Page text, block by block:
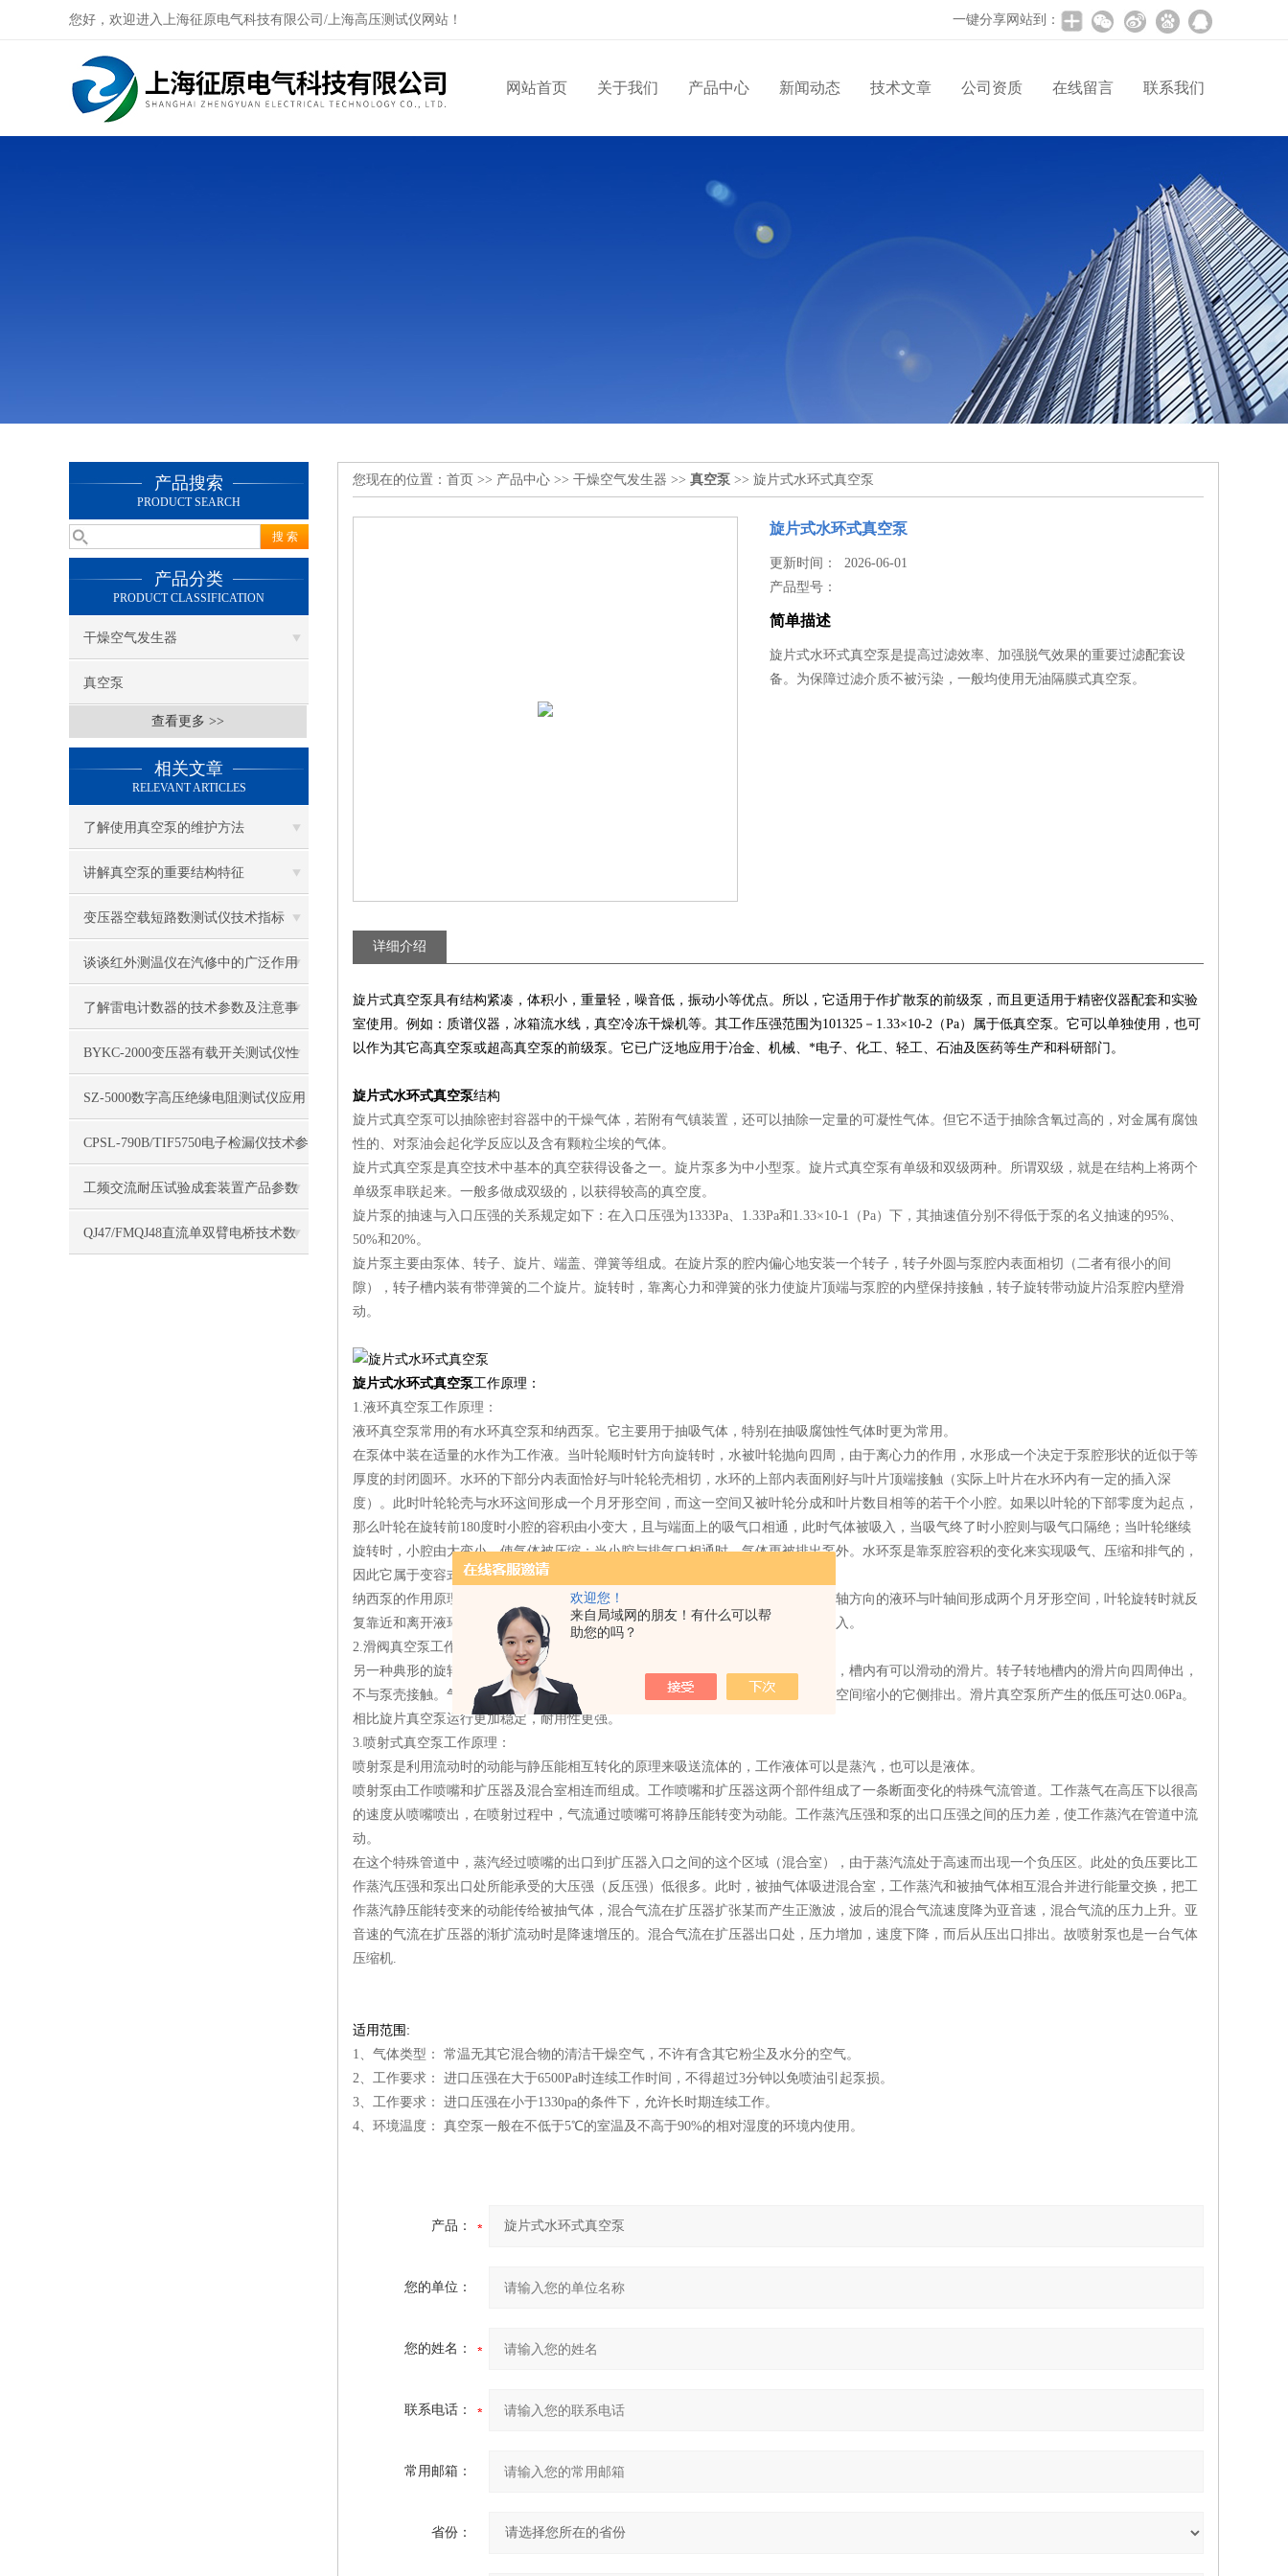
欢迎您！
来自局域网的朋友！有什么可以帮
助您的吗？
您好，欢迎进入上海征原电气科技有限公司/上海高压测试仪网站！ 一键分享网站到：
网站首页 关于我们 产品中心 新闻动态 技术文章 公司资质 在线留言 联系我们
产品搜索
PRODUCT SEARCH
产品分类
PRODUCT CLASSIFICATION
干燥空气发生器
真空泵
查看更多 >>
相关文章
RELEVANT ARTICLES
了解使用真空泵的维护方法
讲解真空泵的重要结构特征
变压器空载短路数测试仪技术指标
谈谈红外测温仪在汽修中的广泛作用
了解雷电计数器的技术参数及注意事
项
BYKC-2000变压器有载开关测试仪性
能指标
​SZ-5000数字高压绝缘电阻测试仪应用
特点
CPSL-790B/TIF5750电子检漏仪技术参
数
工频交流耐压试验成套装置产品参数
QJ47/FMQJ48直流单双臂电桥技术数
您现在的位置： 首页 >> 产品中心 >> 干燥空气发生器 >> 真空泵 >> 旋片式水环式真空泵
旋片式水环式真空泵
更新时间： 2026-06-01
产品型号：
简单描述
旋片式水环式真空泵是提高过滤效率、加强脱气效果的重要过滤配套设
备。为保障过滤介质不被污染，一般均使用无油隔膜式真空泵。
详细介绍
旋片式真空泵具有结构紧凑，体积小，重量轻，噪音低，振动小等优点。所以，它适用于作扩散泵的前级泵，而且更适用于精密仪器配套和实验
室使用。例如：质谱仪器，冰箱流水线，真空冷冻干燥机等。其工作压强范围为101325－1.33×10-2（Pa）属于低真空泵。它可以单独使用，也可
以作为其它高真空泵或超高真空泵的前级泵。它已广泛地应用于冶金、机械、*电子、化工、轻工、石油及医药等生产和科研部门。
旋片式水环式真空泵结构
旋片式真空泵可以抽除密封容器中的干燥气体，若附有气镇装置，还可以抽除一定量的可凝性气体。但它不适于抽除含氧过高的，对金属有腐蚀
性的、对泵油会起化学反应以及含有颗粒尘埃的气体。
旋片式真空泵是真空技术中基本的真空获得设备之一。旋片泵多为中小型泵。旋片式真空泵有单级和双级两种。所谓双级，就是在结构上将两个
单级泵串联起来。一般多做成双级的，以获得较高的真空度。
旋片泵的抽速与入口压强的关系规定如下：在入口压强为1333Pa、1.33Pa和1.33×10-1（Pa）下，其抽速值分别不得低于泵的名义抽速的95%、
50%和20%。
旋片泵主要由泵体、转子、旋片、端盖、弹簧等组成。在旋片泵的腔内偏心地安装一个转子，转子外圆与泵腔内表面相切（二者有很小的间
隙），转子槽内装有带弹簧的二个旋片。旋转时，靠离心力和弹簧的张力使旋片顶端与泵腔的内壁保持接触，转子旋转带动旋片沿泵腔内壁滑
动。
旋片式水环式真空泵工作原理：
1.液环真空泵工作原理：
液环真空泵常用的有水环真空泵和纳西泵。它主要用于抽吸气体，特别在抽吸腐蚀性气体时更为常用。
在泵体中装在适量的水作为工作液。当叶轮顺时针方向旋转时，水被叶轮抛向四周，由于离心力的作用，水形成一个决定于泵腔形状的近似于等
厚度的封闭圆环。水环的下部分内表面恰好与叶轮轮壳相切，水环的上部内表面刚好与叶片顶端接触（实际上叶片在水环内有一定的插入深
度）。此时叶轮轮壳与水环这间形成一个月牙形空间，而这一空间又被叶轮分成和叶片数目相等的若干个小腔。如果以叶轮的下部零度为起点，
那么叶轮在旋转前180度时小腔的容积由小变大，且与端面上的吸气口相通，此时气体被吸入，当吸气终了时小腔则与吸气口隔绝；当叶轮继续
旋转时，小腔由大变小，使气体被压缩；当小腔与排气口相通时，气体更被排出泵外。水环泵是靠泵腔容积的变化来实现吸气、压缩和排气的，
因此它属于变容式真空泵。
纳西泵的作用原理和水环真空泵一样，但是由于叶轮是在椭圆型壳体中旋转，在长轴方向的液环与叶轴间形成两个月牙形空间，叶轮旋转时就反
复靠近和离开液环，空间也就反复缩小和扩大。这样，就可不断地将液体压出和吸入。
2.滑阀真空泵工作原理：
另一种典形的旋转真空泵为滑阀真空泵，泵壳内装一偏心的转子。转子上有若干槽，槽内有可以滑动的滑片。转子转地槽内的滑片向四周伸出，
不与泵壳接触。气体于滑片与泵壳所包围的空间扩大的一侧吸入，于二者所包围的空间缩小的它侧排出。滑片真空泵所产生的低压可达0.06Pa。
相比旋片真空泵运行更加稳定，耐用性更强。
3.喷射式真空泵工作原理：
喷射泵是利用流动时的动能与静压能相互转化的原理来吸送流体的，工作液体可以是蒸汽，也可以是液体。
喷射泵由工作喷嘴和扩压器及混合室相连而组成。工作喷嘴和扩压器这两个部件组成了一条断面变化的特殊气流管道。工作蒸气在高压下以很高
的速度从喷嘴喷出，在喷射过程中，气流通过喷嘴可将静压能转变为动能。工作蒸汽压强和泵的出口压强之间的压力差，使工作蒸汽在管道中流
动。
在这个特殊管道中，蒸汽经过喷嘴的出口到扩压器入口之间的这个区域（混合室），由于蒸汽流处于高速而出现一个负压区。此处的负压要比工
作蒸汽压强和泵出口处所能承受的大压强（反压强）低很多。此时，被抽气体吸进混合室，工作蒸汽和被抽气体相互混合并进行能量交换，把工
作蒸汽静压能转变来的动能传给被抽气体，混合气流在扩压器扩张某而产生正激波，波后的混合气流速度降为亚音速，混合气流的压力上升。亚
音速的气流在扩压器的渐扩流动时是降速增压的。混合气流在扩压器出口处，压力增加，速度下降，而后从压出口排出。故喷射泵也是一台气体
压缩机.
适用范围:
1、气体类型： 常温无其它混合物的清洁干燥空气，不许有含其它粉尘及水分的空气。
2、工作要求： 进口压强在大于6500Pa时连续工作时间，不得超过3分钟以免喷油引起泵损。
3、工作要求： 进口压强在小于1330pa的条件下，允许长时期连续工作。
4、环境温度： 真空泵一般在不低于5℃的室温及不高于90%的相对湿度的环境内使用。
产品：
您的单位：
您的姓名：
联系电话：
常用邮箱：
省份：